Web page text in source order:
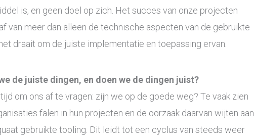
is, en geen doel op zich. Het succes van onze projecten
van meer dan alleen de technische aspecten van de gebruikte
draait om de juiste implementatie en toepassing ervan.
de juiste dingen, en doen we de dingen juist?
om ons af te vragen: zijn we op de goede weg? Te vaak zien
falen in hun projecten en de oorzaak daarvan wijten aan
gebruikte tooling. Dit leidt tot een cyclus van steeds weer